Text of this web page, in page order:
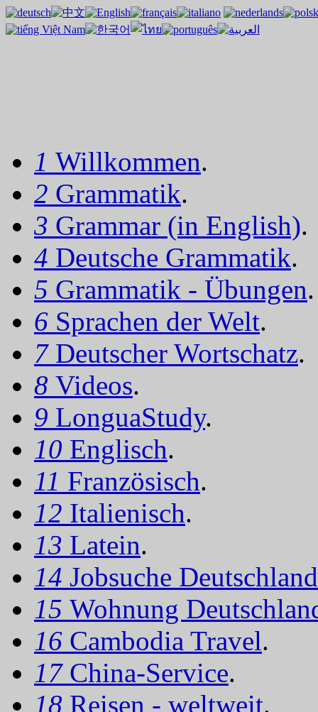
1 Willkommen.
2 Grammatik.
3 Grammar (in English).
4 Deutsche Grammatik.
5 Grammatik - Übungen.
6 Sprachen der Welt.
7 Deutscher Wortschatz.
8 Videos.
9 LonguaStudy.
10 Englisch.
11 Französisch.
12 Italienisch.
13 Latein.
14 Jobsuche Deutschland
15 Wohnung
16 Cambodia Travel.
17 China-Service.
18 Reisen - weltweit.